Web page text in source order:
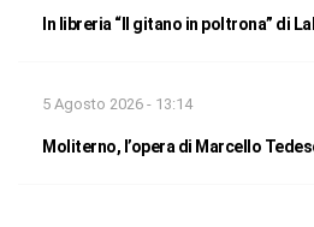
In libreria “Il gitano in poltrona” di
5 Agosto 2026 - 13:14
Moliterno, l’opera di Marcello